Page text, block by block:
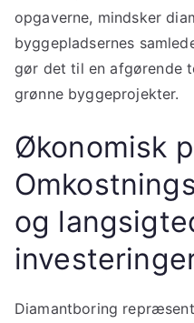
opgaverne, mindsker
byggepladsernes
gør det til en afgørende
grønne byggeprojekter.
Økonomisk
og
Diamantboring